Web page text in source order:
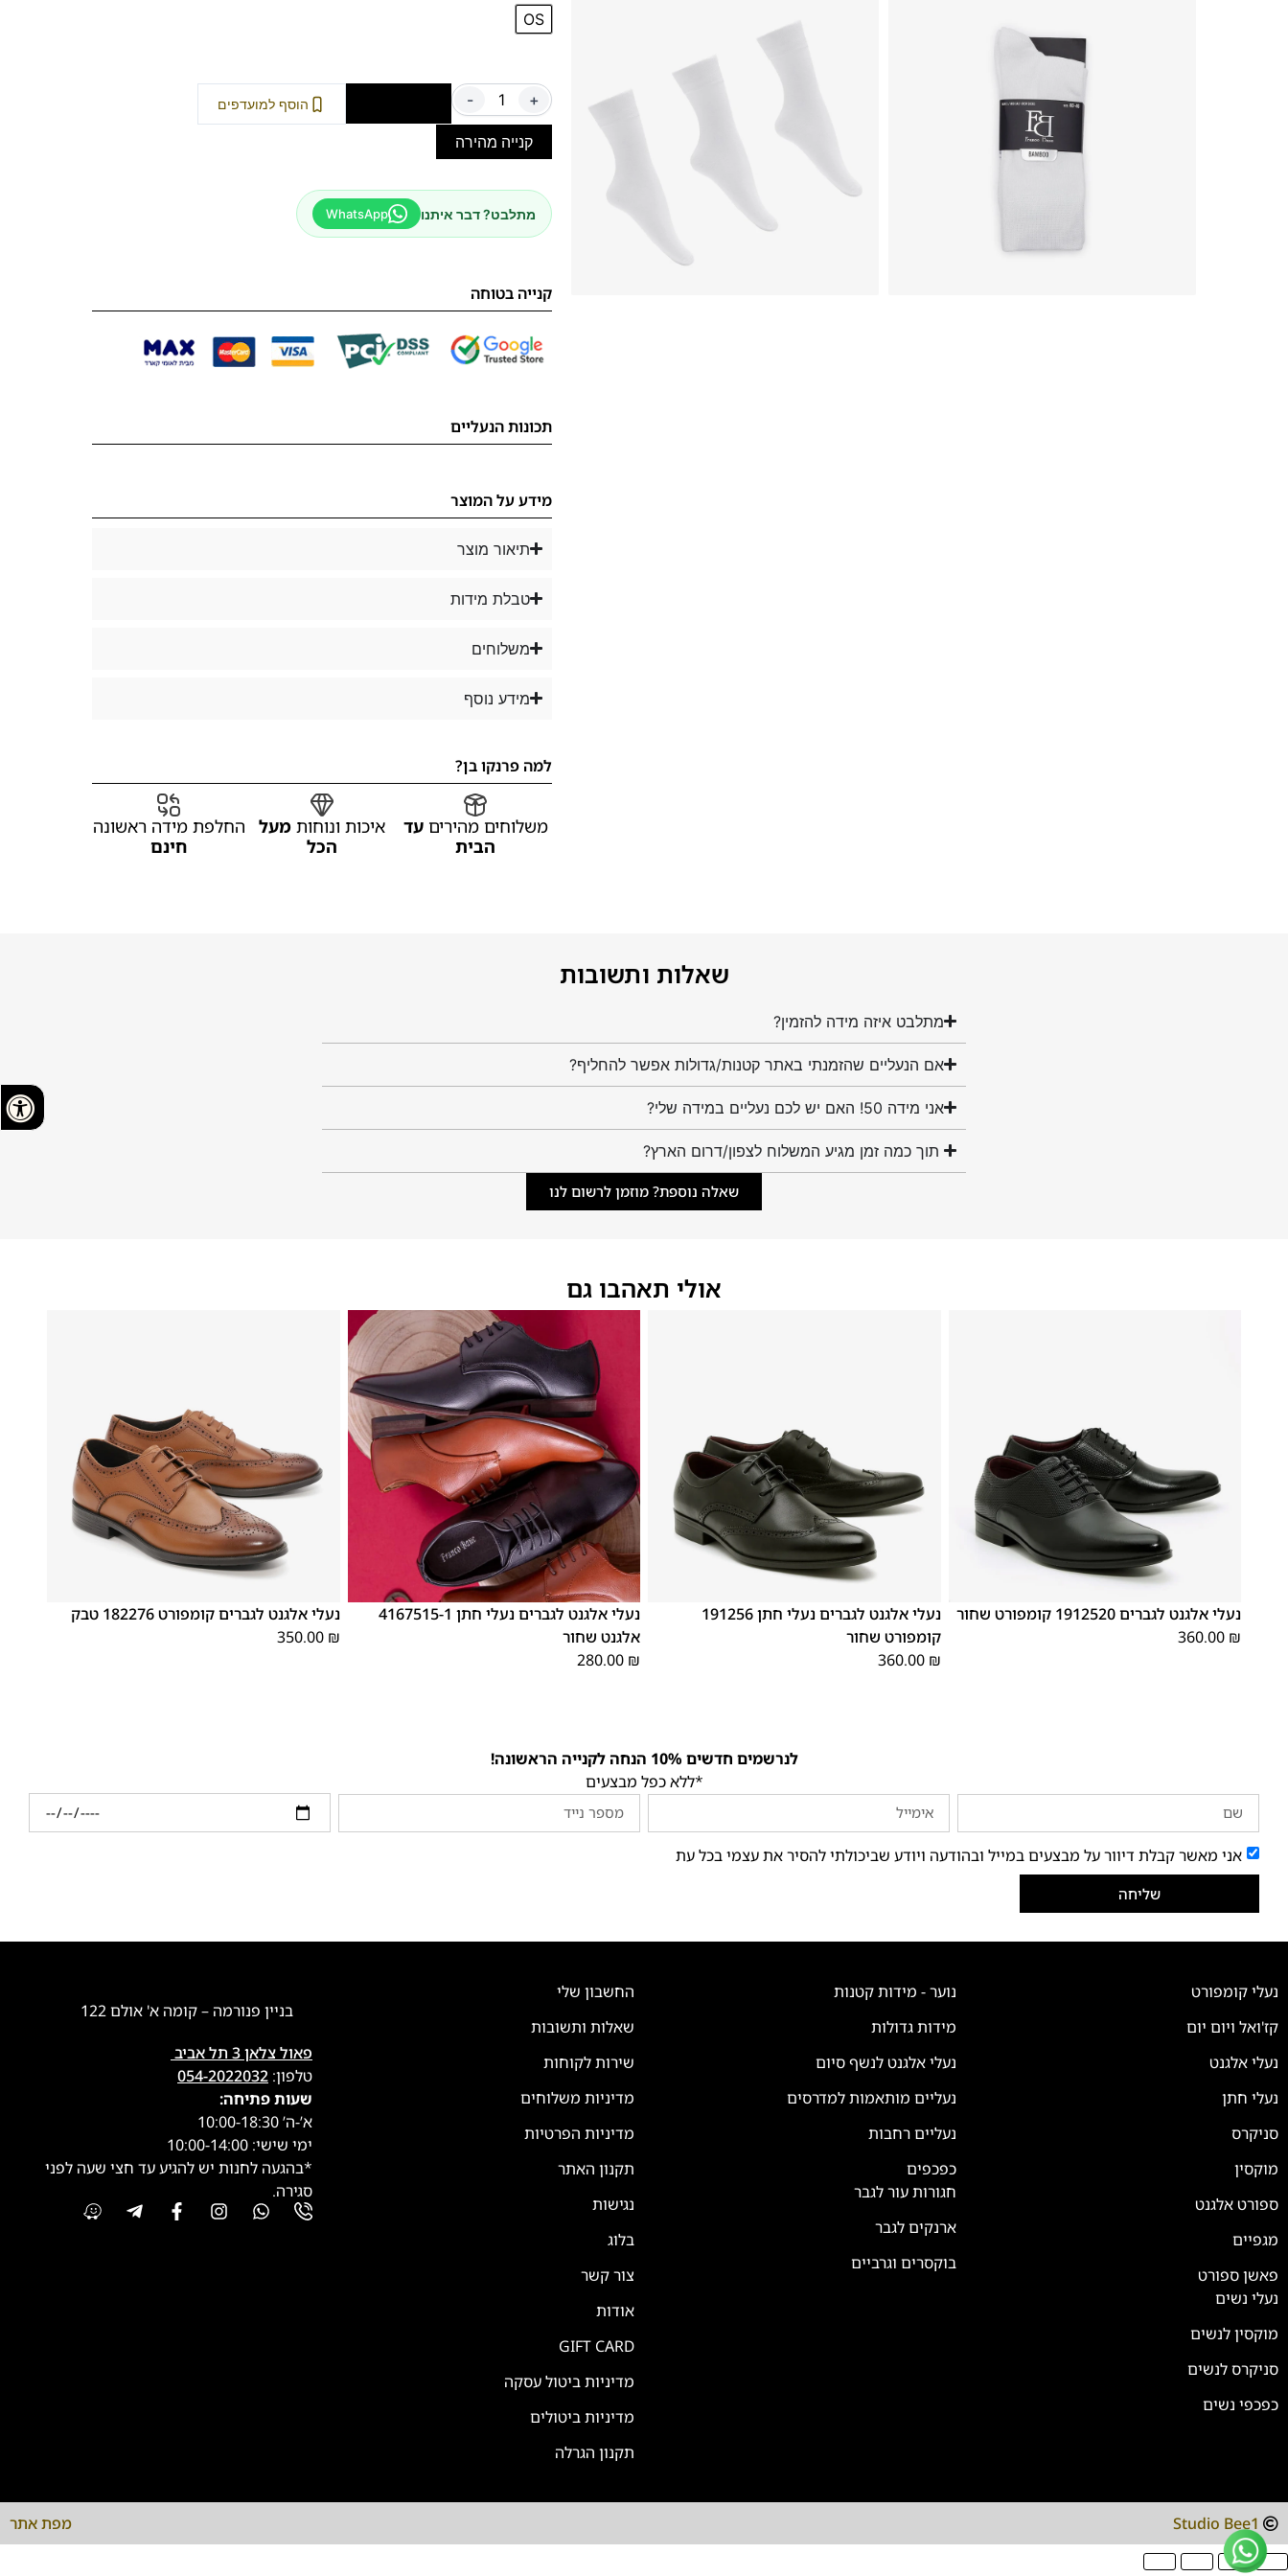
OS
- + הוסף למועדפים
קנייה מהירה
מתלבט? דבר איתנו WhatsApp
קנייה בטוחה
תכונות הנעליים
מידע על המוצר
תיאור מוצר
טבלת מידות
משלוחים
מידע נוסף
למה פרנקו בן?
משלוחים מהיריםעד
הבית
איכות ונוחות מעל
הכל
החלפת מידה ראשונה
חינם
שאלות ותשובות
מתלבט איזה מידה להזמין?
אם הנעליים שהזמנתי באתר קטנות/גדולות אפשר להחליף?
אני מידה 50! האם יש לכם נעליים במידה שלי?
תוך כמה זמן מגיע המשלוח לצפון/דרום הארץ?
שאלה נוספת? מוזמן לרשום לנו
אולי תאהבו גם
נעלי אלגנט לגברים 1912520 קומפורט שחור
360.00 ₪
נעלי אלגנט לגברים נעלי חתן 191256
קומפורט שחור
360.00 ₪
42
41
44
נעלי אלגנט לגברים נעלי חתן 4167515-1
אלגנט שחור
280.00 ₪
נעלי אלגנט לגברים קומפורט 182276 טבק
350.00 ₪
לנרשמים חדשים 10% הנחה לקנייה הראשונה!
*ללא כפל מבצעים
אני מאשר קבלת דיוור על מבצעים במייל ובהודעה ויודע שביכולתי להסיר את עצמי בכל עת
שליחה
נעלי קומפורט
קז'ואל ויום יום
נעלי אלגנט
נעלי חתן
סניקרס
מוקסין
ספורט אלגנט
מגפיים
פאשן ספורט
נעלי נשים
מוקסין לנשים
סניקרס לנשים
כפכפי נשים
נוער - מידות קטנות
מידות גדולות
נעלי אלגנט לנשף סיום
נעליים מותאמות למדרסים
נעליים רחבות
כפכפים
חגורות עור לגבר
ארנקים לגבר
בוקסרים וגרביים
החשבון שלי
שאלות ותשובות
שירות לקוחות
מדיניות משלוחים
מדיניות הפרטיות
תקנון האתר
נגישות
בלוג
צור קשר
אודות
GIFT CARD
מדיניות ביטול עסקה
מדיניות ביטולים
תקנון הגרלה
בניין פנורמה – קומה א' אולם 122
פאול צלאן 3 תל אביב
טלפון: 054-2022032
שעות פתיחה:
א’-ה’ 10:00-18:30
ימי שישי: 10:00-14:00
*בהגעה לחנות יש להגיע עד חצי שעה לפני
סגירה.
Studio Bee1 מפת אתר
💬